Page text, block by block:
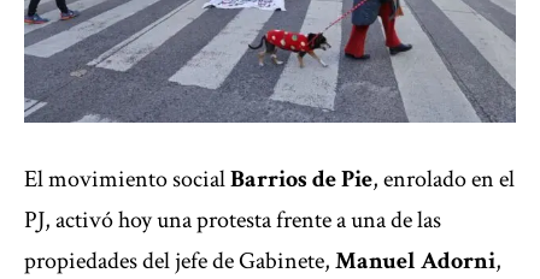
El movimiento socialBarrios de Pie, enrolado en el
PJ,activó hoy una protesta frente a una de las
propiedades del jefe de Gabinete,Manuel Adorni,